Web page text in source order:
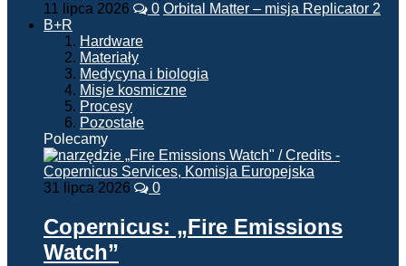
11 lipca 2026 0 Orbital Matter – misja Replicator 2
B+R
Hardware
Materiały
Medycyna i biologia
Misje kosmiczne
Procesy
Pozostałe
Polecamy
31 lipca 2026 0
Copernicus: „Fire Emissions
Watch”